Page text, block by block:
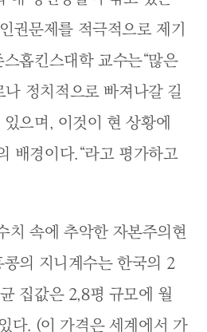
권문제를 적극적으로 제기
홉킨스대학 교수는“많은
정치적으로 빠져나갈 길
으며, 이것이 현 상황에
배경이다.“라고 평가하고
치 속에 추악한 자본주의현
의 지니계수는 한국의 2
집값은 2,8평 규모에 월
다. (이 가격은 세계에서 가